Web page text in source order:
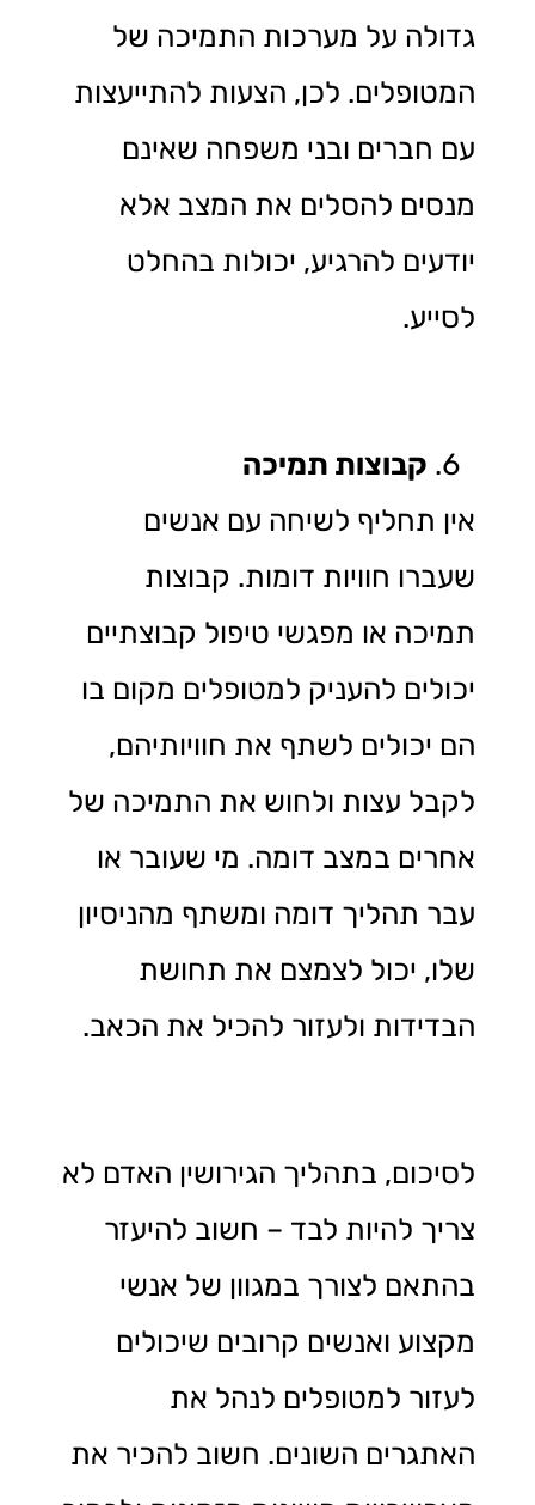
גדולה על מערכות התמיכה של
המטופלים. לכן, הצעות להתייעצות
עם חברים ובני משפחה שאינם
מנסים להסלים את המצב אלא
יודעים להרגיע, יכולות בהחלט
לסייע.
קבוצות תמיכה
אין תחליף לשיחה עם אנשים
שעברו חוויות דומות. קבוצות
תמיכה או מפגשי טיפול קבוצתיים
יכולים להעניק למטופלים מקום בו
הם יכולים לשתף את חוויותיהם,
לקבל עצות ולחוש את התמיכה של
אחרים במצב דומה. מי שעובר או
עבר תהליך דומה ומשתף מהניסיון
שלו, יכול לצמצם את תחושת
הבדידות ולעזור להכיל את הכאב.
לסיכום, בתהליך הגירושין האדם לא
צריך להיות לבד – חשוב להיעזר
בהתאם לצורך במגוון של אנשי
מקצוע ואנשים קרובים שיכולים
לעזור למטופלים לנהל את
האתגרים השונים. חשוב להכיר את